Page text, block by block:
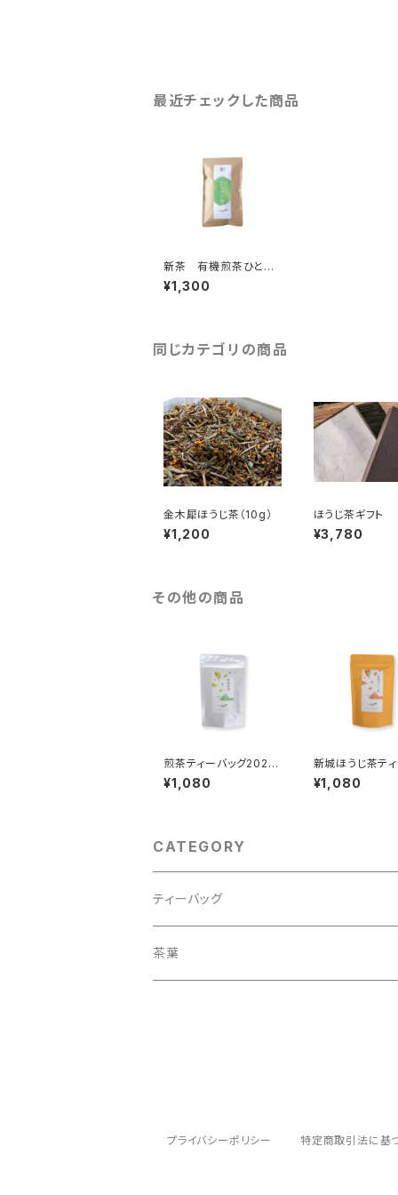
最近チェックした商品
新茶 有機煎茶ひとや
すみ100g(2026年産)
¥1,300
同じカテゴリの商品
金木犀ほうじ茶（10g）
¥1,200
ほうじ茶ギフト
¥3,780
その他の商品
煎茶ティーバッグ2026
年産(タグ無しティーバッ
グ3g×10)
¥1,080
新城ほうじ茶テ
グ(タグ無しティ
3g×10)
¥1,080
CATEGORY
ティーバッグ
茶葉
プライバシーポリシー 特定商取引法に基